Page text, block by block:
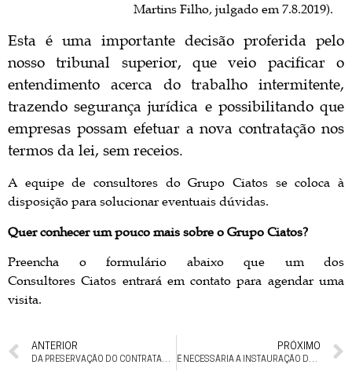
Martins Filho, julgado em 7.8.2019).
Esta é uma importante decisão proferida pelo
nosso tribunal superior, que veio pacificar o
entendimento acerca do trabalho intermitente,
trazendo segurança jurídica e possibilitando que
empresas possam efetuar a nova contratação nos
termos da lei, sem receios.
A equipe de consultores do Grupo Ciatos se coloca à
disposição para solucionar eventuais dúvidas.
Quer conhecer um pouco mais sobre o Grupo Ciatos?
Preencha o formulário abaixo que um dos
Consultores Ciatos entrará em contato para agendar uma
visita.
ANTERIOR
DA PRESERVAÇÃO DO CONTRATADO NA COMPRA E VENDA DE IMÓVEL
PRÓXIMO
É NECESSÁRIA A INSTAURAÇÃO DE INCIDENTE DE DESCONSIDERAÇÃO DA PERSONALIDADE JURÍDICA, PARA QUE HAJA O REDIRECIONAMENTO DA EXECUÇÃO FISCAL?